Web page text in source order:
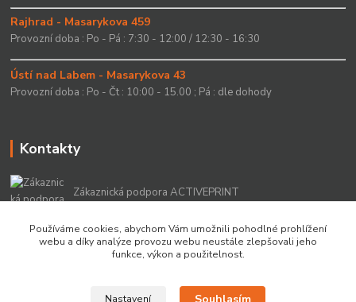
Rajhrad - Masarykova 459
Provozní doba : Po - Pá : 7:30 - 12:00 / 12:30 - 16:30
Ústí nad Labem - Masarykova 43
Provozní doba : Po - Čt : 10:00 - 15.00 ; Pá : dle dohody
Kontakty
Zákaznická podpora ACTIVEPRINT
info@activeprint.cz
Používáme cookies, abychom Vám umožnili pohodlné prohlížení
webu a díky analýze provozu webu neustále zlepšovali jeho
funkce, výkon a použitelnost.
Nastavení